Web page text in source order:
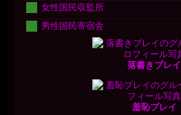
女性国民収監所
男性国民寄宿舎
落書きプレイ
羞恥プレイ